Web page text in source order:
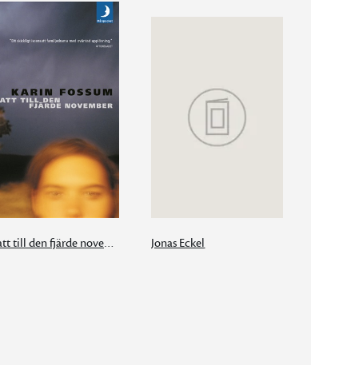
Natt till den fjärde november Jonas Eckel